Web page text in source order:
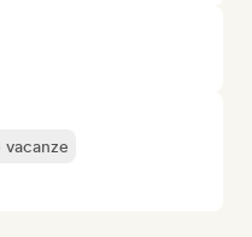
vacanze